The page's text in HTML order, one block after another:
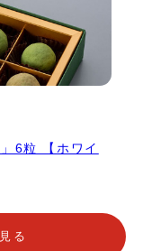
6粒 【ホワイ
る